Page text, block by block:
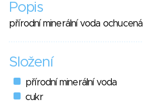
Popis
přírodní minerální voda ochucená
Složení
přírodní minerální voda
cukr